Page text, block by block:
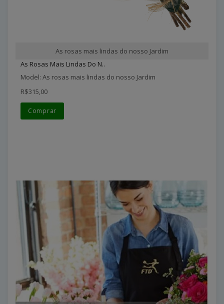
As rosas mais lindas do nosso Jardim
As Rosas Mais Lindas Do N..
Model: As rosas mais lindas do nosso Jardim
R$315,00
Comprar